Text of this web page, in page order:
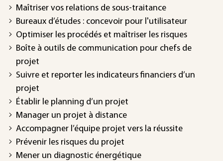
Maîtriser vos relations de sous-traitance
Bureaux d’études : concevoir pour l'utilisateur
Optimiser les procédés et maîtriser les risques
Boîte à outils de communication pour chefs de
projet
Suivre et reporter les indicateurs financiers d’un
projet
Établir le planning d’un projet
Manager un projet à distance
Accompagner l’équipe projet vers la réussite
Prévenir les risques du projet
Mener un diagnostic énergétique